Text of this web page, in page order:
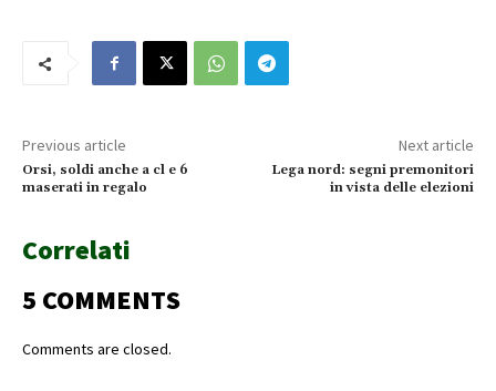
Previous article
Orsi, soldi anche a cl e 6
maserati in regalo
Next article
Lega nord: segni premonitori
in vista delle elezioni
Correlati
5 COMMENTS
Comments are closed.